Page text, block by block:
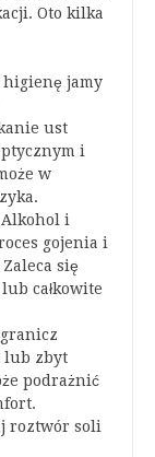
Oto kilka
higienę jamy
ust
i
w
i
gojenia i
się
całkowite
lub zbyt
podrażnić
roztwór soli